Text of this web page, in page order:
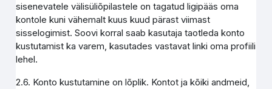
sisenevatele välisüliõpilastele on tagatud ligipääs oma
kontole kuni vähemalt kuus kuud pärast viimast
sisselogimist. Soovi korral saab kasutaja taotleda konto
kustutamist ka varem, kasutades vastavat linki oma profiili
lehel.
2.6. Konto kustutamine on lõplik. Kontot ja kõiki andmeid,